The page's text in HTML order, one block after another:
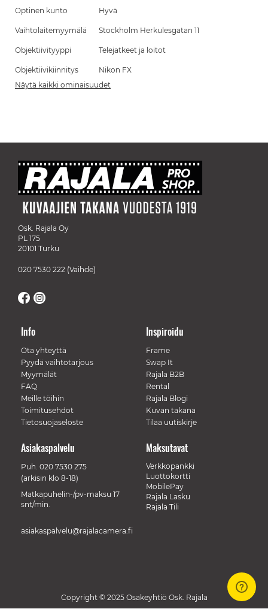
Optinen kunto Hyvä
Vaihtolaitemyymälä Stockholm Herkulesgatan 11
Objektiivityyppi Telejatkeet ja loitot
Objektiivikiinnitys
Nikon FX
Näytä kaikki ominaisuudet
Osk. Rajala Oy
PL 175
20101 Turku
020 7530 222 (Vaihde)
Info
Ota yhteyttä
Pyydä vaihtotarjous
Myymälät
FAQ
Meille töihin
Toimitusehdot
Tietosuojaseloste
Inspiroidu
Frame
Swap It
Rajala B2B
Rental
Rajala Blogi
Kuvan takana
Tilaa uutiskirje
Maksutavat
Verkkopankki
Luottokortti
MobilePay
Rajala Lasku
Rajala Tili
Asiakaspalvelu
Puh. 020 7530 275
(arkisin klo 8-18)
Matkapuhelin-/pv-maksu 17
snt/min.
asiakaspalvelu@rajalacamera.fi
Copyright © 2025 Osakeyhtiö Osk. Rajala